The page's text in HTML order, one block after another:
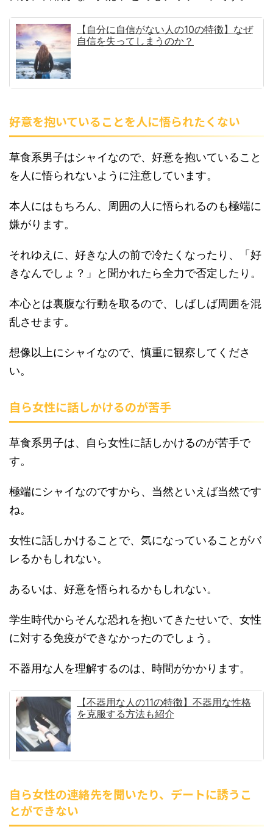
【自分に自信がない人の10の特徴】なぜ
自信を失ってしまうのか？
好意を抱いていることを人に悟られたくない
草食系男子はシャイなので、好意を抱いていること
を人に悟られないように注意しています。
本人にはもちろん、周囲の人に悟られるのも極端に
嫌がります。
それゆえに、好きな人の前で冷たくなったり、「好
きなんでしょ？」と聞かれたら全力で否定したり。
本心とは裏腹な行動を取るので、しばしば周囲を混
乱させます。
想像以上にシャイなので、慎重に観察してくださ
い。
自ら女性に話しかけるのが苦手
草食系男子は、自ら女性に話しかけるのが苦手で
す。
極端にシャイなのですから、当然といえば当然です
ね。
女性に話しかけることで、気になっていることがバ
レるかもしれない。
あるいは、好意を悟られるかもしれない。
学生時代からそんな恐れを抱いてきたせいで、女性
に対する免疫ができなかったのでしょう。
不器用な人を理解するのは、時間がかかります。
【不器用な人の11の特徴】不器用な性格
を克服する方法も紹介
自ら女性の連絡先を聞いたり、デートに誘うこ
とができない